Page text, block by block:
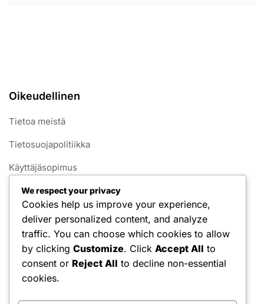
Oikeudellinen
Tietoa meistä
Tietosuojapolitiikka
Käyttäjäsopimus
Yhteystiedot
Evästekäytäntö
Kategoriat
Käyttäytymismallit
We respect your privacy
Cookies help us improve your experience,
deliver personalized content, and analyze
traffic. You can choose which cookies to allow
by clicking Customize. Click Accept All to
consent or Reject All to decline non-essential
cookies.